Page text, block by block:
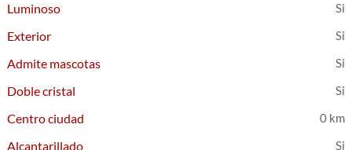
Luminoso
Exterior
Admite mascotas
Doble cristal
Centro ciudad
0 km
Alcantarillado